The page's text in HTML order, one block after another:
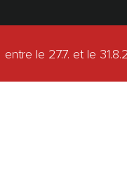
entre le 27.7. et le